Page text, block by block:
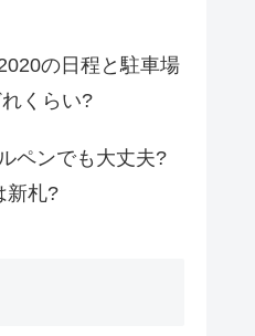
の日程と駐車場
くらい?
ペンでも大丈夫?
新札?